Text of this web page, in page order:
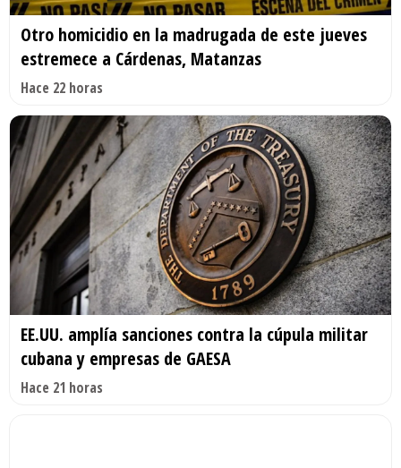
Otro homicidio en la madrugada de este jueves
estremece a Cárdenas, Matanzas
Hace 22 horas
EE.UU. amplía sanciones contra la cúpula militar
cubana y empresas de GAESA
Hace 21 horas